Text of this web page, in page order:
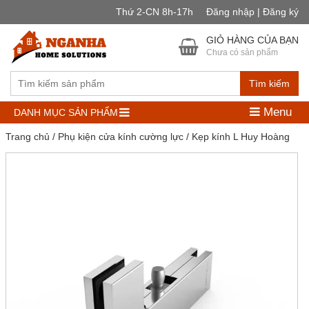
Thứ 2-CN 8h-17h Đăng nhập | Đăng ký
Tìm kiếm
GIỎ HÀNG CỦA BẠN
Chưa có sản phẩm
DANH MỤC SẢN PHẨM Menu
Trang chủ / Phụ kiện cửa kính cường lực/ Kẹp kính L Huy Hoàng